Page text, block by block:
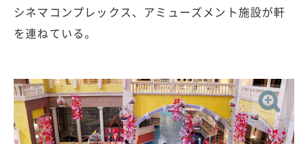
シネマコンプレックス、アミューズメント施設が軒
を連ねている。